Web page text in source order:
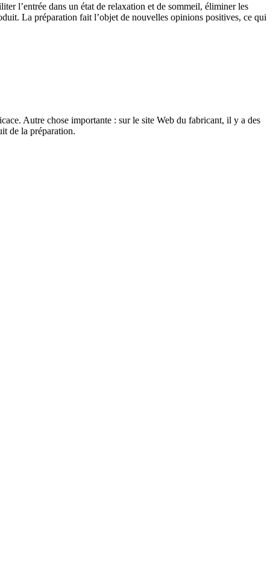
l’entrée dans un état de relaxation et de sommeil, éliminer les
La préparation fait l’objet de nouvelles opinions positives, ce qui
Autre chose importante : sur le site Web du fabricant, il y a des
de la préparation.